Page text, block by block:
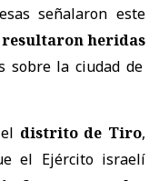
señalaron este
resultaron heridas
sobre la ciudad de
distrito de Tiro,
el Ejército israelí